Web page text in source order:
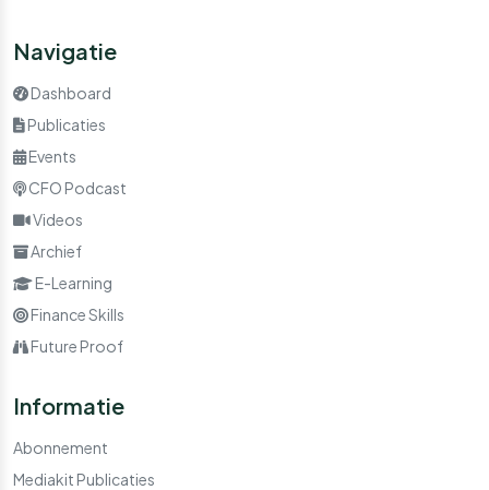
Navigatie
Dashboard
Publicaties
Events
CFO Podcast
Videos
Archief
E-Learning
Finance Skills
Future Proof
Informatie
Abonnement
Mediakit Publicaties